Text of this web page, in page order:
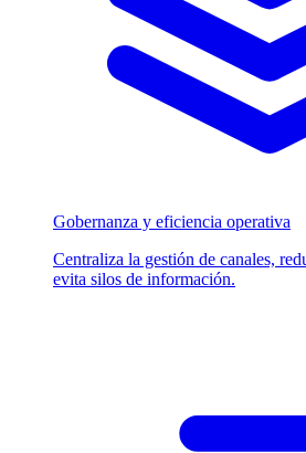
Gobernanza y eficiencia operativa
Centraliza la gestión de canales,
evita silos de información.